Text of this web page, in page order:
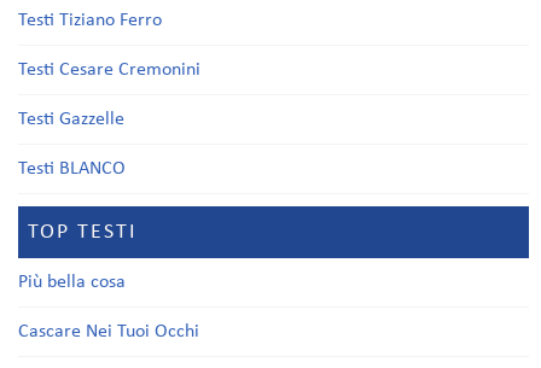
Testi Tiziano Ferro
Testi Cesare Cremonini
Testi Gazzelle
Testi BLANCO
TOP TESTI
Più bella cosa
Cascare Nei Tuoi Occhi